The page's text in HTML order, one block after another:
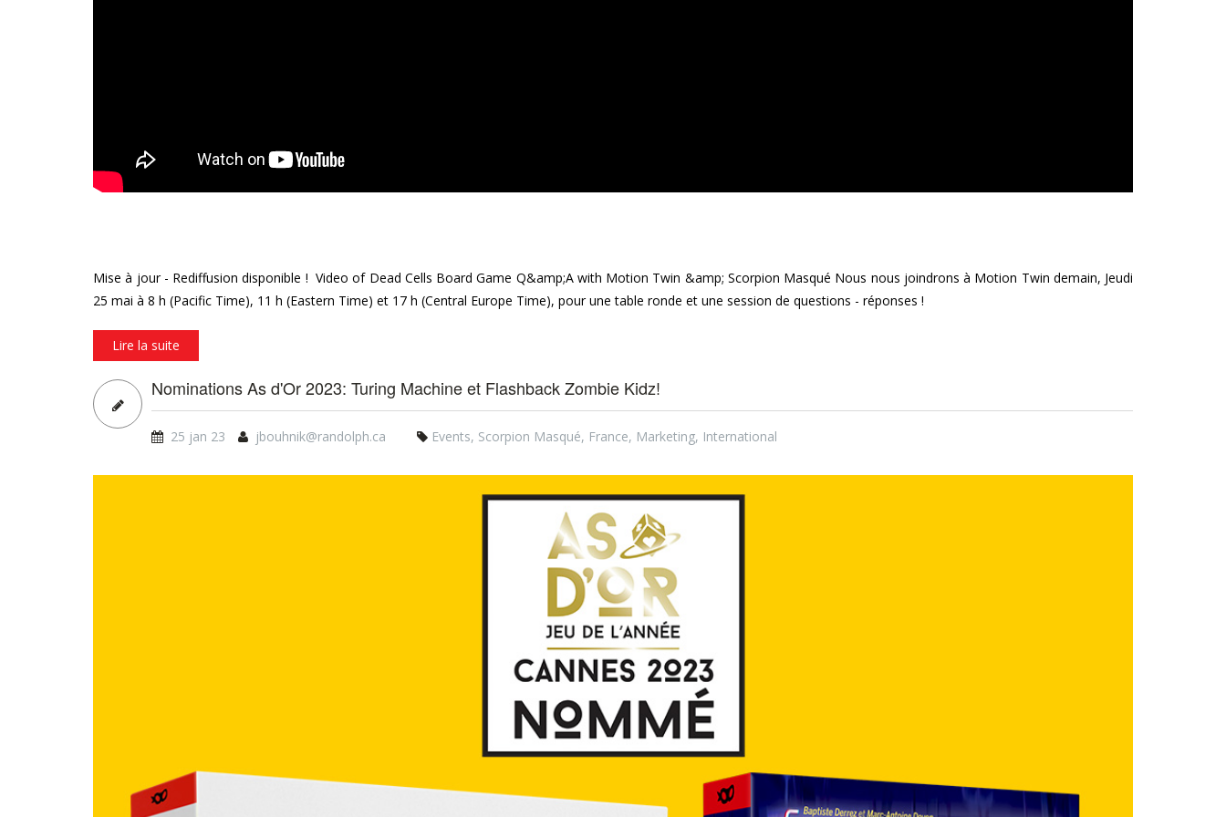
25 mai à 8 h (Pacific Time), 11 h (Eastern Time) et 17 h (Central Europe Time), pour une table ronde et une session de questions - réponses !
Nominations As d'Or 2023: Turing Machine et Flashback Zombie Kidz!
25 jan 23 jbouhnik@randolph.ca Events,Scorpion Masqué,France,Marketing,International
sm_cannes23_asdor_1080x1080.jpg